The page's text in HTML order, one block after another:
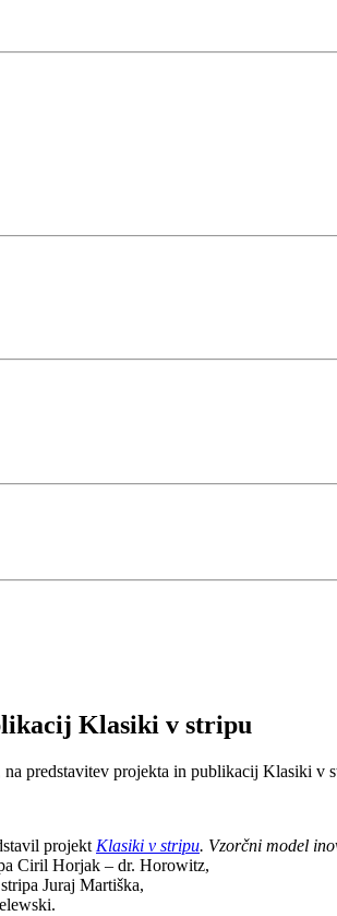
Klasiki v stripu
predstavitev projekta in publikacij Klasiki v
projekt Klasiki v stripu. Vzorčni model
Ciril Horjak – dr. Horowitz,
Juraj Martiška,